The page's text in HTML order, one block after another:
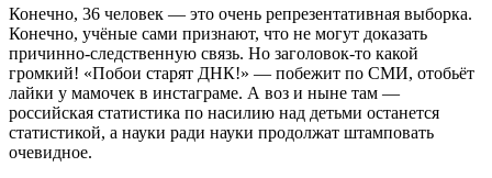
Конечно, 36 человек — это очень репрезентативная выборка.
Конечно, учёные сами признают, что не могут доказать
причинно-следственную связь. Но заголовок-то какой
громкий! «Побои старят ДНК!» — побежит по СМИ, отобьёт
лайки у мамочек в инстаграме. А воз и ныне там —
российская статистика по насилию над детьми останется
статистикой, а науки ради науки продолжат штамповать
очевидное.